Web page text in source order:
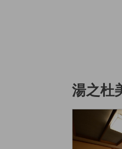
湯之杜